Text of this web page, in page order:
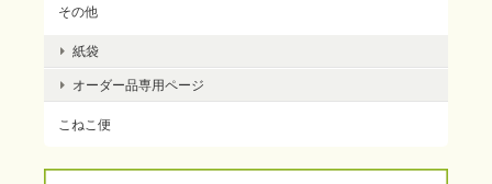
その他
紙袋
オーダー品専用ページ
こねこ便